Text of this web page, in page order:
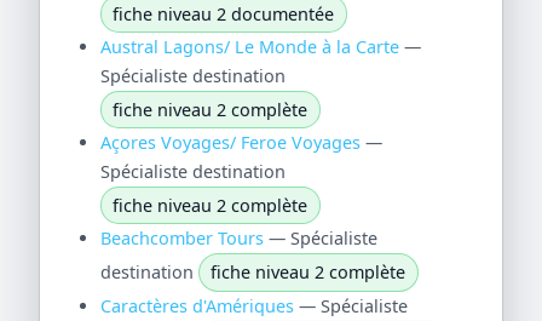
fiche niveau 2 documentée
Austral Lagons/ Le Monde à la Carte—
Spécialiste destination
fiche niveau 2 complète
Açores Voyages/ Feroe Voyages—
Spécialiste destination
fiche niveau 2 complète
Beachcomber Tours— Spécialiste
destination
fiche niveau 2 complète
Caractères d'Amériques— Spécialiste